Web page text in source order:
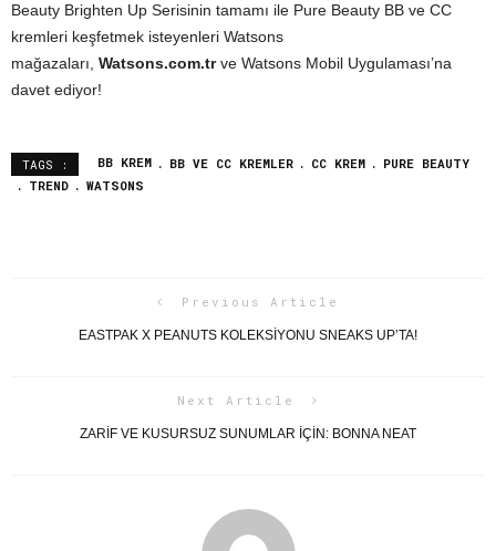
Beauty Brighten Up Serisinin tamamı ile Pure Beauty BB ve CC
kremleri keşfetmek isteyenleri Watsons
mağazaları, Watsons.com.trve Watsons Mobil Uygulaması’na
davet ediyor!
TAGS : BB KREM BB VE CC KREMLER CC KREM
PURE BEAUTY
TREND
WATSONS
Previous Article
EASTPAK X PEANUTS KOLEKSİYONU SNEAKS UP’TA!
Next Article
ZARIF VE KUSURSUZ SUNUMLAR IÇIN: BONNA NEAT